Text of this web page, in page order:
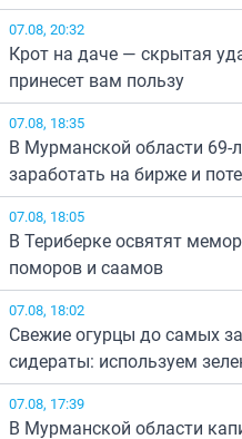
07.08, 20:32
Крот на даче — скрытая
принесет вам пользу
07.08, 18:35
В Мурманской области 69-
заработать на бирже и
07.08, 18:05
В Териберке освятят
поморов и саамов
07.08, 18:02
Свежие огурцы до самых
сидераты: используем
07.08, 17:39
В Мурманской области